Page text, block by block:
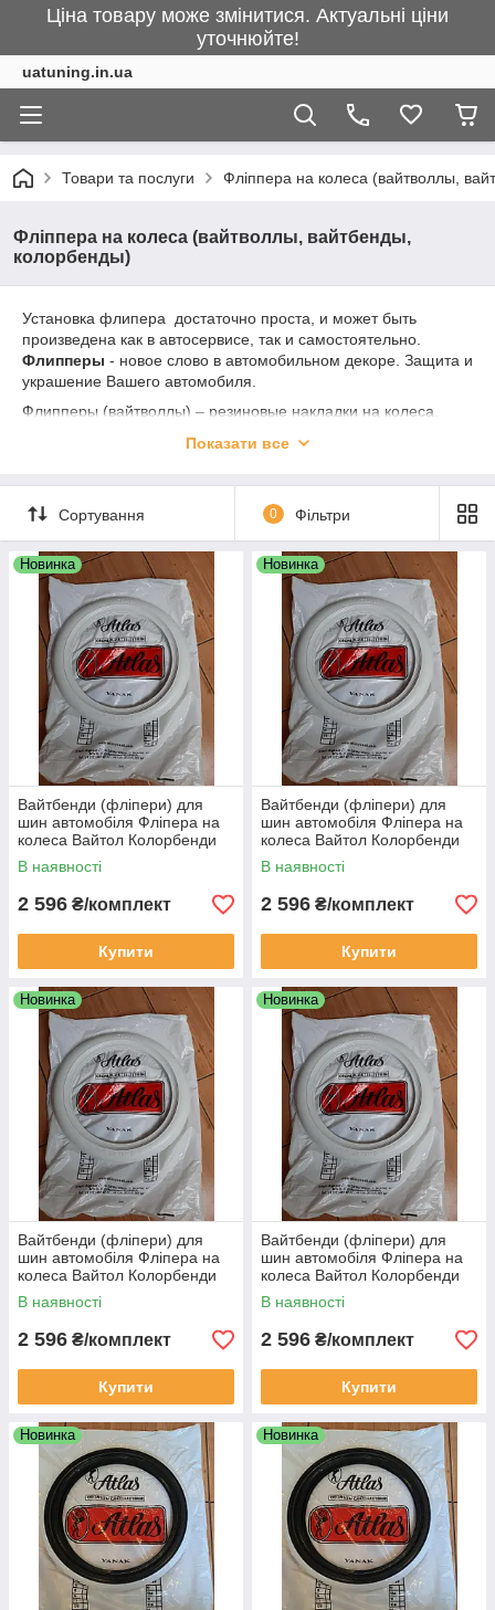
Ціна товару може змінитися. Актуальні ціни
уточнюйте!
uatuning.in.ua
Товари та послуги Фліппера на колеса (вайтволлы,
Фліппера на колеса (вайтволлы, вайтбенды,
колорбенды)
Установка флипера достаточно проста, и может быть
произведена как в автосервисе, так и самостоятельно.
Флипперы - новое слово в автомобильном декоре. Защита и
украшение Вашего автомобиля.
Флипперы (вайтволлы) – резиновые накладки на колеса,
Сегодня флипперы – новый тренд в декоре автомобилей и
Показати все
Сортування 0 Фільтри
Новинка
Вайтбенди (фліпери) для
шин автомобіля Фліпера на
колеса Вайтол Колорбенди
білі R13 на авто
В наявності
2 596 ₴/комплект
Купити
Новинка
Вайтбенди (фліпери) для
шин автомобіля Фліпера на
колеса Вайтол Колорбенди
білі R14 на авто
В наявності
2 596 ₴/комплект
Купити
Новинка
Вайтбенди (фліпери) для
шин автомобіля Фліпера на
колеса Вайтол Колорбенди
білі R15 на авто
В наявності
2 596 ₴/комплект
Купити
Новинка
Вайтбенди (фліпери) для
шин автомобіля Фліпера на
колеса Вайтол Колорбенди
білі R16 на авто
В наявності
2 596 ₴/комплект
Купити
Новинка Новинка